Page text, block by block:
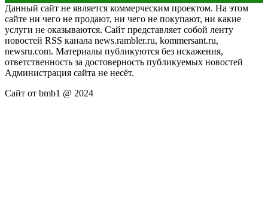
Данный сайт не является коммерческим проектом. На этом
сайте ни чего не продают, ни чего не покупают, ни какие
услуги не оказываются. Сайт представляет собой ленту
новостей RSS канала news.rambler.ru, kommersant.ru,
newsru.com. Материалы публикуются без искажения,
ответственность за достоверность публикуемых новостей
Администрация сайта не несёт.
Сайт от bmb1 @ 2024